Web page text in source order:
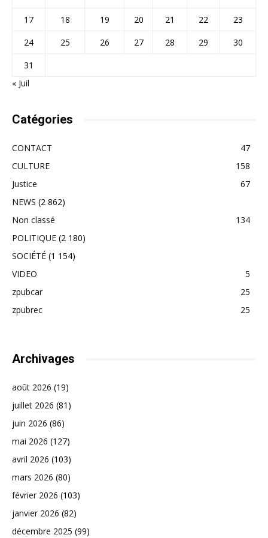
17
18 19 20 21 22
23
24
25 26 27 28 29
30
31
« Juil
Catégories
CONTACT
47
CULTURE
158
Justice
67
NEWS (2 862)
Non classé
134
POLITIQUE (2 180)
SOCIÉTÉ (1 154)
VIDEO
5
zpubcar
25
zpubrec
25
Archivages
août 2026 (19)
juillet 2026 (81)
juin 2026 (86)
mai 2026 (127)
avril 2026 (103)
mars 2026 (80)
février 2026 (103)
janvier 2026 (82)
décembre 2025 (99)